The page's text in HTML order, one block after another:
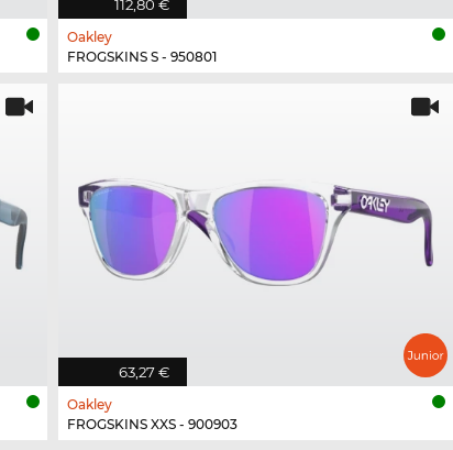
112,80 €
Oakley
FROGSKINS S - 950801
63,27 €
Oakley
FROGSKINS XXS - 900903